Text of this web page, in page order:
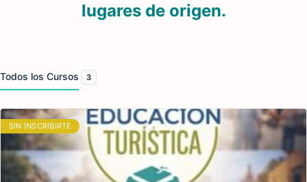
lugares de origen.
Todos los Cursos 3
SIN INSCRIBIRTE